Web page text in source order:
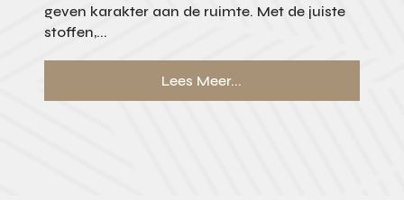
geven karakter aan de ruimte. Met de juiste
stoffen,...
Lees Meer...